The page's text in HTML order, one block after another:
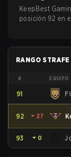
KeepBest
posición 92 en
RANGO STRAFE
# EQUIPO
91
92 ⏷ 27
93 ⏷ 0